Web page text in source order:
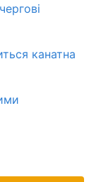
канатна